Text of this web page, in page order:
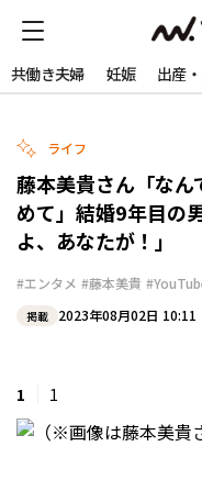
共働き夫婦 妊娠 出産
ライフ
藤本美貴さん「な
めて」結婚9年目の
よ、あなたが！」
#エンタメ #藤本美貴
掲載 2023年08月02日 10:11
1 1